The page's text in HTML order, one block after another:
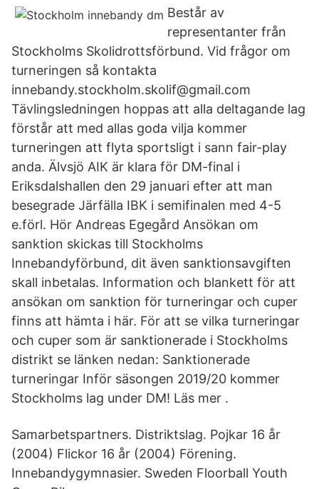
Består av
representanter från
Stockholms Skolidrottsförbund. Vid frågor om
turneringen så kontakta
innebandy.stockholm.skolif@gmail.com
Tävlingsledningen hoppas att alla deltagande lag
förstår att med allas goda vilja kommer
turneringen att flyta sportsligt i sann fair-play
anda. Älvsjö AIK är klara för DM-final i
Eriksdalshallen den 29 januari efter att man
besegrade Järfälla IBK i semifinalen med 4-5
e.förl. Hör Andreas Egegård Ansökan om
sanktion skickas till Stockholms
Innebandyförbund, dit även sanktionsavgiften
skall inbetalas. Information och blankett för att
ansökan om sanktion för turneringar och cuper
finns att hämta i här. För att se vilka turneringar
och cuper som är sanktionerade i Stockholms
distrikt se länken nedan: Sanktionerade
turneringar Inför säsongen 2019/20 kommer
Stockholms lag under DM! Läs mer .
Samarbetspartners. Distriktslag. Pojkar 16 år
(2004) Flickor 16 år (2004) Förening.
Innebandygymnasier. Sweden Floorball Youth